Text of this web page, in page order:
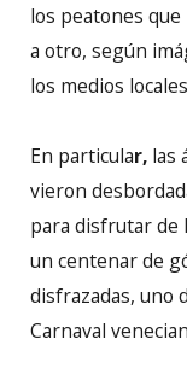
los peatones
a otro, según
los medios
En particular, las
vieron
para disfrutar de
un centenar de
disfrazadas, uno
Carnaval